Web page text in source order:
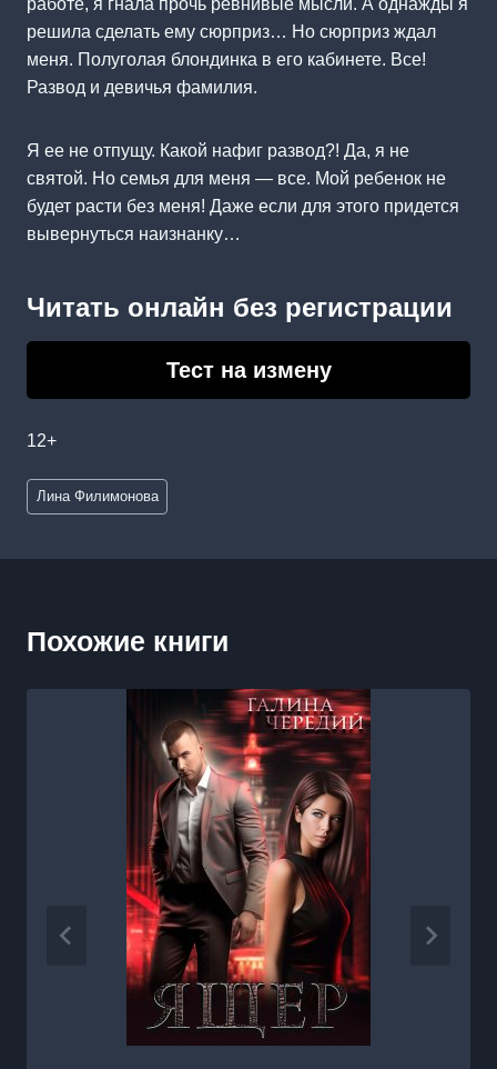
решила сделать ему сюрприз… Но сюрприз ждал
меня. Полуголая блондинка в его кабинете. Все!
Развод и девичья фамилия.
Я ее не отпущу. Какой нафиг развод?! Да, я не
святой. Но семья для меня — все. Мой ребенок не
будет расти без меня! Даже если для этого придется
вывернуться наизнанку…
Читать онлайн без регистрации
Тест на измену
12+
Метки
записи:
Лина Филимонова
Похожие книги